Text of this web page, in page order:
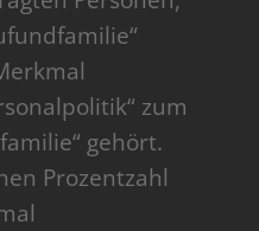
zum
gehört.
Prozentzahl